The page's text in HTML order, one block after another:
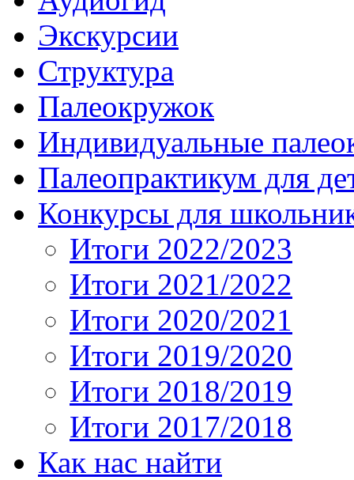
Экскурсии
Структура
Палеокружок
Индивидуальные
Палеопрактикум для
Конкурсы для
Итоги 2022/2023
Итоги 2021/2022
Итоги 2020/2021
Итоги 2019/2020
Итоги 2018/2019
Итоги 2017/2018
Как нас найти